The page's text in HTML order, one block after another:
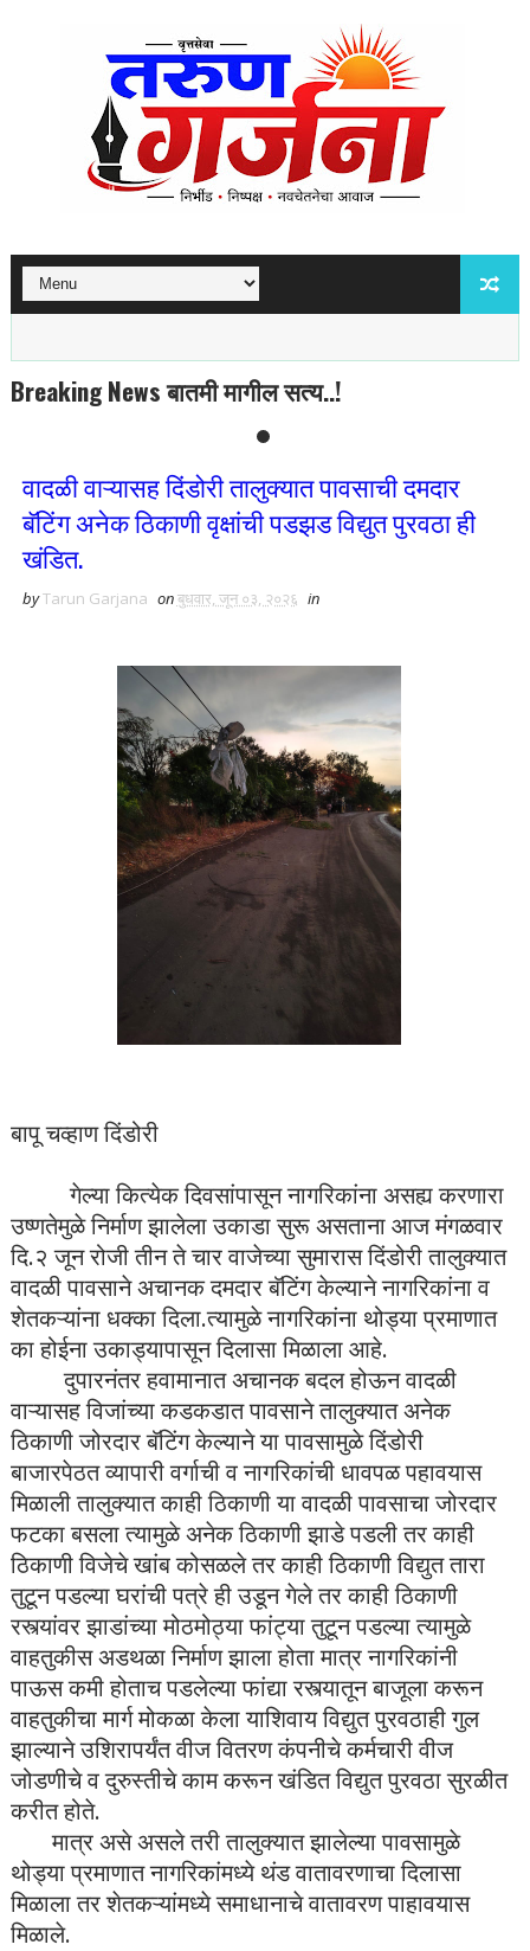
Breaking News बातमी मागील सत्य..!
वादळी वाऱ्यासह दिंडोरी तालुक्यात पावसाची दमदार
बॅटिंग अनेक ठिकाणी वृक्षांची पडझड विद्युत पुरवठा ही
खंडित.
byTarun Garjana onबुधवार, जून ०३, २०२६ in
बापू चव्हाण दिंडोरी
गेल्या कित्येक दिवसांपासून नागरिकांना असह्य करणारा
उष्णतेमुळे निर्माण झालेला उकाडा सुरू असताना आज मंगळवार
दि.२ जून रोजी तीन ते चार वाजेच्या सुमारास दिंडोरी तालुक्यात
वादळी पावसाने अचानक दमदार बॅटिंग केल्याने नागरिकांना व
शेतकऱ्यांना धक्का दिला.त्यामुळे नागरिकांना थोड्या प्रमाणात
का होईना उकाड्यापासून दिलासा मिळाला आहे.
दुपारनंतर हवामानात अचानक बदल होऊन वादळी
वाऱ्यासह विजांच्या कडकडात पावसाने तालुक्यात अनेक
ठिकाणी जोरदार बॅटिंग केल्याने या पावसामुळे दिंडोरी
बाजारपेठत व्यापारी वर्गाची व नागरिकांची धावपळ पहावयास
मिळाली तालुक्यात काही ठिकाणी या वादळी पावसाचा जोरदार
फटका बसला त्यामुळे अनेक ठिकाणी झाडे पडली तर काही
ठिकाणी विजेचे खांब कोसळले तर काही ठिकाणी विद्युत तारा
तुटून पडल्या घरांची पत्रे ही उडून गेले तर काही ठिकाणी
रस्त्यांवर झाडांच्या मोठमोठ्या फांट्या तुटून पडल्या त्यामुळे
वाहतुकीस अडथळा निर्माण झाला होता मात्र नागरिकांनी
पाऊस कमी होताच पडलेल्या फांद्या रस्त्यातून बाजूला करून
वाहतुकीचा मार्ग मोकळा केला याशिवाय विद्युत पुरवठाही गुल
झाल्याने उशिरापर्यंत वीज वितरण कंपनीचे कर्मचारी वीज
जोडणीचे व दुरुस्तीचे काम करून खंडित विद्युत पुरवठा सुरळीत
करीत होते.
मात्र असे असले तरी तालुक्यात झालेल्या पावसामुळे
थोड्या प्रमाणात नागरिकांमध्ये थंड वातावरणाचा दिलासा
मिळाला तर शेतकऱ्यांमध्ये समाधानाचे वातावरण पाहावयास
मिळाले.